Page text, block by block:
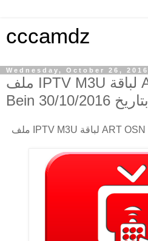
cccamdz
Wednesday, October 26, 2016
ملف IPTV M3U لباقة ART OSN Nile
Bein بتاريخ 30/10/2016